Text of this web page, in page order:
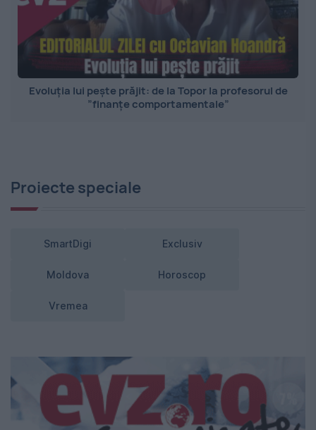
Evoluția lui pește prăjit: de la Topor la profesorul de
”finanțe comportamentale”
Proiecte speciale
SmartDigi Exclusiv
Moldova Horoscop
Vremea